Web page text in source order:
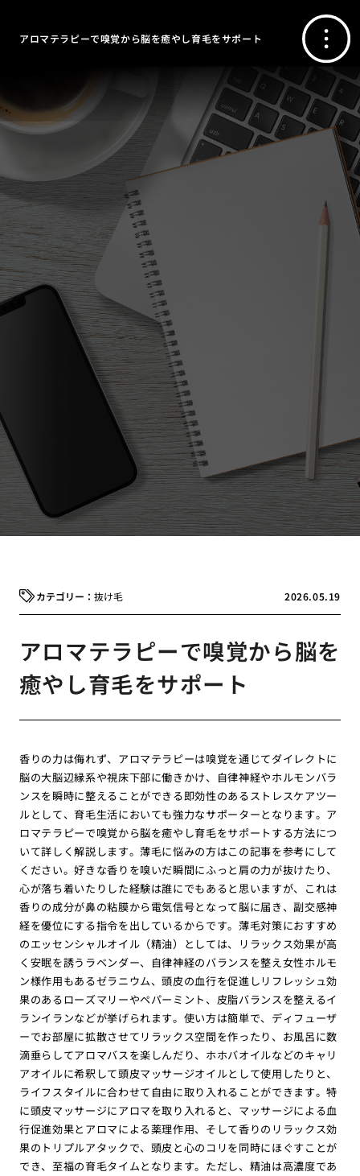
アロマテラピーで嗅覚から脳を癒やし育毛をサポート
2026.05.19
抜け毛
アロマテラピーで嗅覚から脳を
癒やし育毛をサポート
香りの力は侮れず、アロマテラピーは嗅覚を通じてダイレクトに
脳の大脳辺縁系や視床下部に働きかけ、自律神経やホルモンバラ
ンスを瞬時に整えることができる即効性のあるストレスケアツー
ルとして、育毛生活においても強力なサポーターとなります。ア
ロマテラピーで嗅覚から脳を癒やし育毛をサポートする方法につ
いて詳しく解説します。薄毛に悩みの方はこの記事を参考にして
ください。好きな香りを嗅いだ瞬間にふっと肩の力が抜けたり、
心が落ち着いたりした経験は誰にでもあると思いますが、これは
香りの成分が鼻の粘膜から電気信号となって脳に届き、副交感神
経を優位にする指令を出しているからです。薄毛対策におすすめ
のエッセンシャルオイル（精油）としては、リラックス効果が高
く安眠を誘うラベンダー、自律神経のバランスを整え女性ホルモ
ン様作用もあるゼラニウム、頭皮の血行を促進しリフレッシュ効
果のあるローズマリーやペパーミント、皮脂バランスを整えるイ
ランイランなどが挙げられます。使い方は簡単で、ディフューザ
ーでお部屋に拡散させてリラックス空間を作ったり、お風呂に数
滴垂らしてアロマバスを楽しんだり、ホホバオイルなどのキャリ
アオイルに希釈して頭皮マッサージオイルとして使用したりと、
ライフスタイルに合わせて自由に取り入れることができます。特
に頭皮マッサージにアロマを取り入れると、マッサージによる血
行促進効果とアロマによる薬理作用、そして香りのリラックス効
果のトリプルアタックで、頭皮と心のコリを同時にほぐすことが
でき、至福の育毛タイムとなります。ただし、精油は高濃度であ